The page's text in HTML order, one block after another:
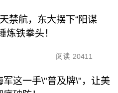
禁航，东大摆下“阳谋
炼铁拳头！
阅读 20411
军这一手\"普及牌\"，让美